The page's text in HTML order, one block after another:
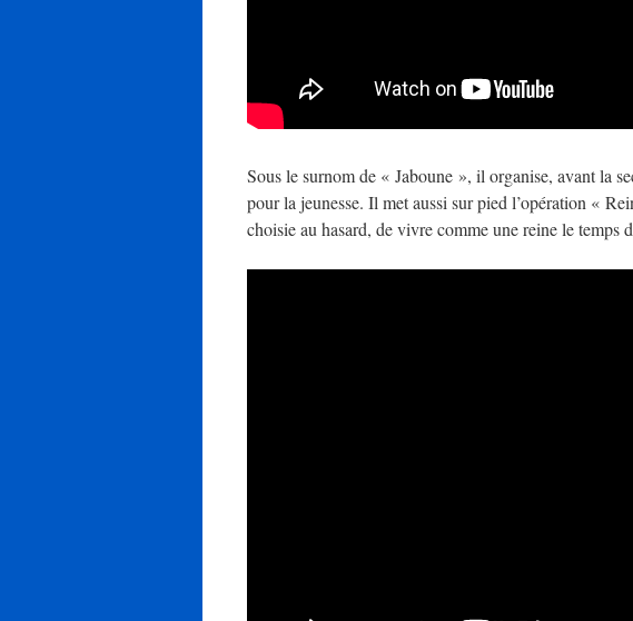
Sous le surnom de « Jaboune », il organise, avant la
pour la jeunesse. Il met aussi sur pied l’opération «
choisie au hasard, de vivre comme une reine le temps